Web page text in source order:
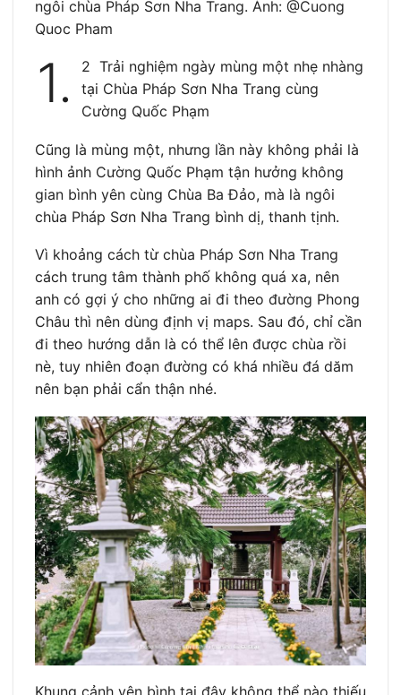
ngôi chùa Pháp Sơn Nha Trang. Ảnh: @Cuong
Quoc Pham
1.
2 Trải nghiệm ngày mùng một nhẹ nhàng
tại Chùa Pháp Sơn Nha Trang cùng
Cường Quốc Phạm
Cũng là mùng một, nhưng lần này không phải là
hình ảnh Cường Quốc Phạm tận hưởng không
gian bình yên cùng Chùa Ba Đảo, mà là ngôi
chùa Pháp Sơn Nha Trang bình dị, thanh tịnh.
Vì khoảng cách từ chùa Pháp Sơn Nha Trang
cách trung tâm thành phố không quá xa, nên
anh có gợi ý cho những ai đi theo đường Phong
Châu thì nên dùng định vị maps. Sau đó, chỉ cần
đi theo hướng dẫn là có thể lên được chùa rồi
nè, tuy nhiên đoạn đường có khá nhiều đá dăm
nên bạn phải cẩn thận nhé.